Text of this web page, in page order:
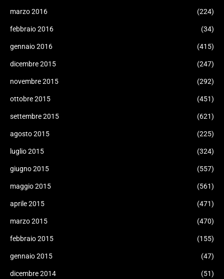
marzo 2016 (224)
febbraio 2016 (34)
gennaio 2016 (415)
dicembre 2015 (247)
novembre 2015 (292)
ottobre 2015 (451)
settembre 2015 (621)
agosto 2015 (225)
luglio 2015 (324)
giugno 2015 (557)
maggio 2015 (561)
aprile 2015 (471)
marzo 2015 (470)
febbraio 2015 (155)
gennaio 2015 (47)
dicembre 2014 (51)